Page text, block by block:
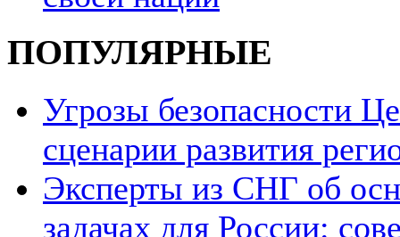
ПОПУЛЯРНЫЕ
Угрозы безопасности
сценарии развития
Эксперты из СНГ об
задачах для России: